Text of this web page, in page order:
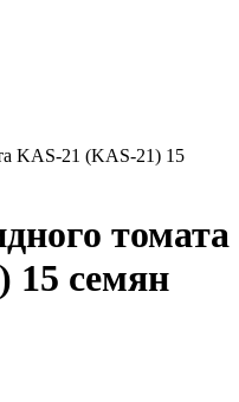
KAS-21 (KAS-21) 15
томата
15 семян